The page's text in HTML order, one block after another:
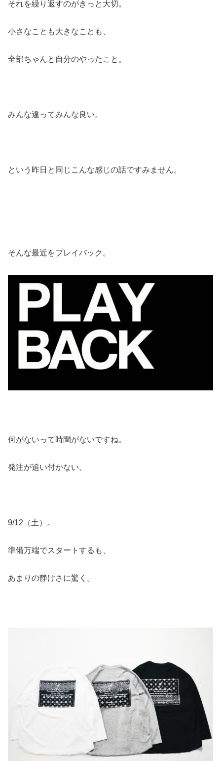
それを繰り返すのがきっと大切。
小さなことも大きなことも、
全部ちゃんと自分のやったこと。
みんな違ってみんな良い。
という昨日と同じこんな感じの話ですみません。
そんな最近をプレイバック。
何がないって時間がないですね。
発注が追い付かない。
9/12（土）。
準備万端でスタートするも、
あまりの静けさに驚く。